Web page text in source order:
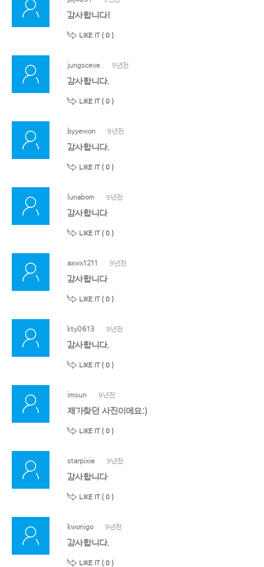
감사합니다!
LIKE IT ( 0 )
jungsceve 9년전
감사합니다.
LIKE IT ( 0 )
byyewon 9년전
감사합니다.
LIKE IT ( 0 )
lunabom 9년전
감사합니다
LIKE IT ( 0 )
axwx1211 9년전
감사합니다
LIKE IT ( 0 )
kty0613 9년전
감사합니다.
LIKE IT ( 0 )
imsun 9년전
제가찾던 사진이에요:)
LIKE IT ( 0 )
starpixie 9년전
감사합니다
LIKE IT ( 0 )
kwonigo 9년전
감사합니다.
LIKE IT ( 0 )